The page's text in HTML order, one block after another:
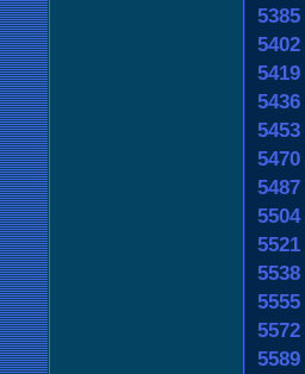
5385
5402
5419
5436
5453
5470
5487
5504
5521
5538
5555
5572
5589